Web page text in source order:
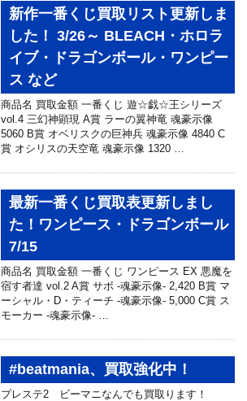
新作一番くじ買取リスト更新しま
した！ 3/26～ BLEACH・ホロラ
イブ・ドラゴンボール・ワンピー
ス など
商品名 買取金額 一番くじ 遊☆戯☆王シリーズ
vol.4 三幻神顕現 A賞 ラーの翼神竜 魂豪示像
5060 B賞 オベリスクの巨神兵 魂豪示像 4840 C
賞 オシリスの天空竜 魂豪示像 1320 …
最新一番くじ買取表更新しまし
た！ワンピース・ドラゴンボール
7/15
商品名 買取金額 一番くじ ワンピース EX 悪魔を
宿す者達 vol.2 A賞 サボ -魂豪示像- 2,420 B賞 マ
ーシャル・D・ティーチ -魂豪示像- 5,000 C賞 ス
モーカー -魂豪示像- …
#beatmania、買取強化中！
プレステ2 ビーマニなんでも買取ります！